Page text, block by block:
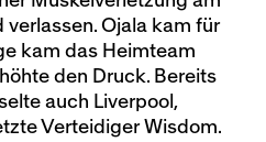
Ojala kam für
kam das Heimteam
den Druck. Bereits
auch Liverpool,
Verteidiger Wisdom.